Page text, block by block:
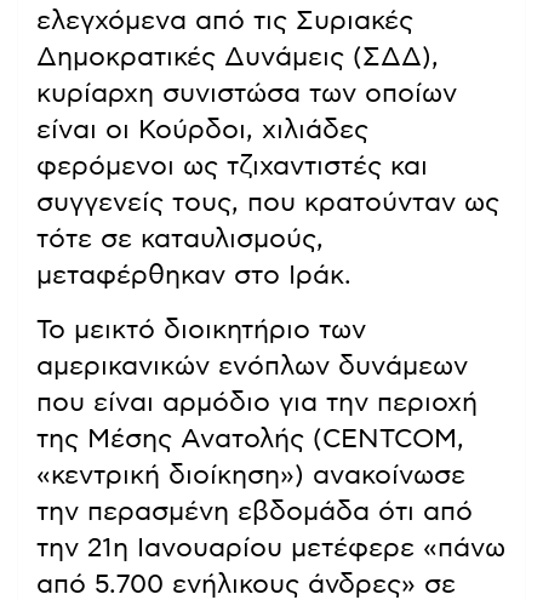
ελεγχόμενα από τις Συριακές
Δημοκρατικές Δυνάμεις (ΣΔΔ),
κυρίαρχη συνιστώσα των οποίων
είναι οι Κούρδοι, χιλιάδες
φερόμενοι ως τζιχαντιστές και
συγγενείς τους, που κρατούνταν ως
τότε σε καταυλισμούς,
μεταφέρθηκαν στο Ιράκ.
Το μεικτό διοικητήριο των
αμερικανικών ενόπλων δυνάμεων
που είναι αρμόδιο για την περιοχή
της Μέσης Ανατολής (CENTCOM,
«κεντρική διοίκηση») ανακοίνωσε
την περασμένη εβδομάδα ότι από
την 21η Ιανουαρίου μετέφερε «πάνω
από 5.700 ενήλικους άνδρες» σε